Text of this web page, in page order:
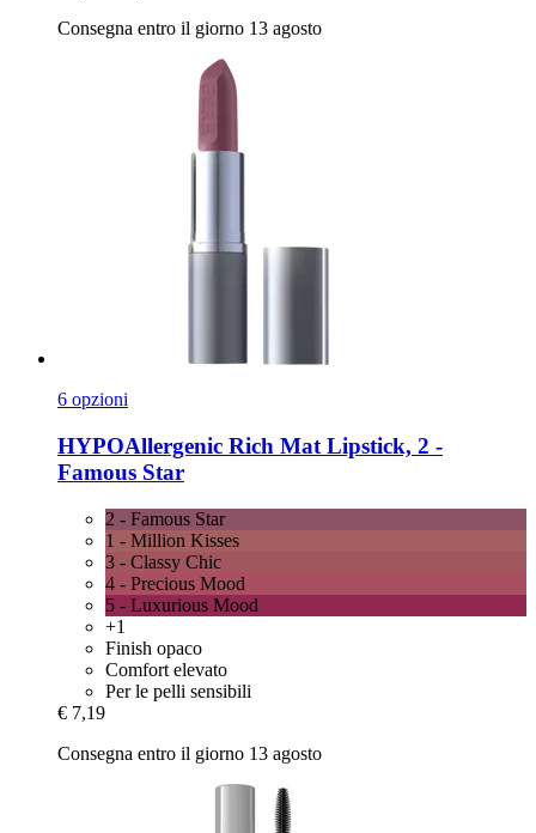
Consegna entro il giorno 13 agosto
6 opzioni
HYPOAllergenic Rich Mat Lipstick, 2 -​
Famous Star
2 - Famous Star
1 - Million Kisses
3 - Classy Chic
4 - Precious Mood
5 - Luxurious Mood
+1
Finish opaco
Comfort elevato
Per le pelli sensibili
€ 7,19
Consegna entro il giorno 13 agosto